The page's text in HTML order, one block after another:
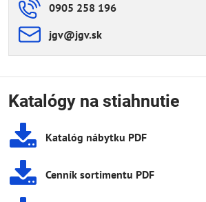
0905 258 196
jgv​@jgv​.sk
Katalógy na stiahnutie
Katalóg nábytku PDF
Cenník sortimentu PDF